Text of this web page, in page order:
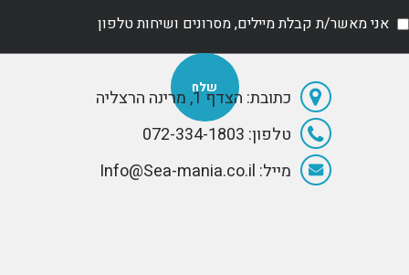
אני מאשר/ת קבלת מיילים, מסרונים ושיחות טלפון
כתובת: הצדף 1, מרינה הרצליה
טלפון: 072-334-1803
מייל: Info@Sea-mania.co.il